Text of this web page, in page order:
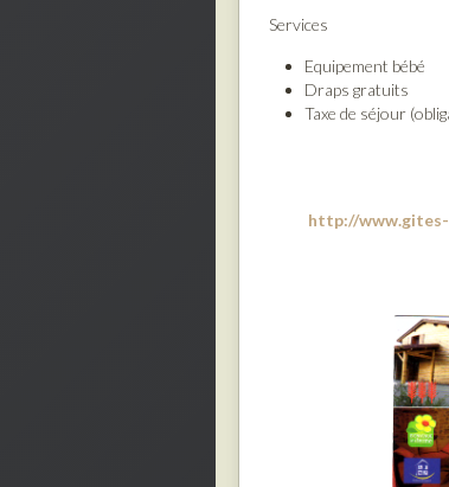
Services
Equipement bébé
Draps gratuits
Taxe de séjour
http://